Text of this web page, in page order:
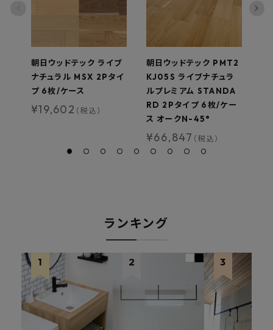
朝日ウッドテック ライブ
ナチュラル MSX 2Pタイ
プ 6枚/ケース
¥19,602 （税込）
朝日ウッドテック PMT2
KJ05S ライブナチュラ
ルプレミアム STANDA
RD 2Pタイプ 6枚/ケー
ス オークN-45°
¥66,847 （税込）
ランキング